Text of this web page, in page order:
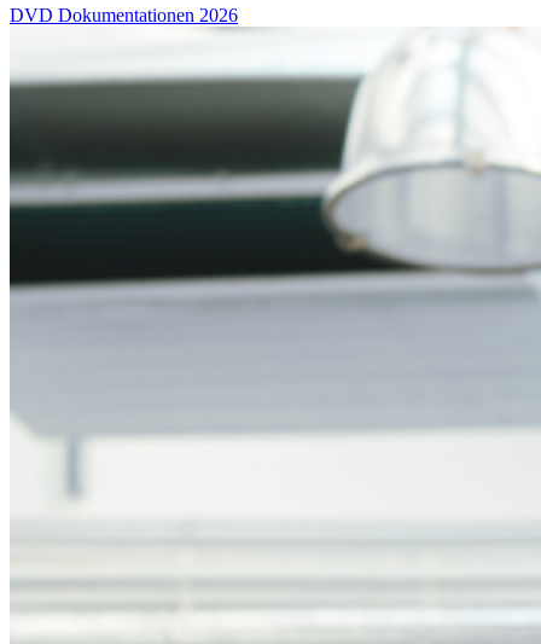
DVD Dokumentationen 2026